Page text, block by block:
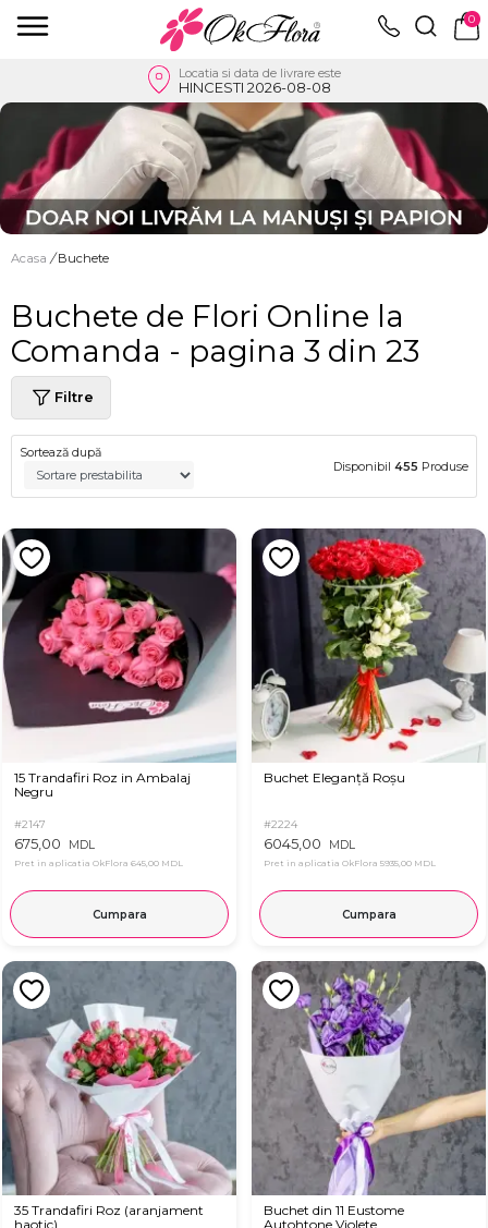
0
Locatia si data de livrare este
HINCESTI 2026-08-08
Acasa / Buchete
Buchete de Flori Online la
Comanda - pagina 3 din 23
Filtre
Sortează după
Disponibil 455 Produse
15 Trandafiri Roz in Ambalaj
Negru
#2147
675,00 MDL
Pret in aplicatia OkFlora 645,00 MDL
Cumpara
Buchet Eleganță Roșu
#2224
6045,00 MDL
Pret in aplicatia OkFlora 5935,00 MDL
Cumpara
35 Trandafiri Roz (aranjament
haotic)
Buchet din 11 Eustome
Autohtone Violete